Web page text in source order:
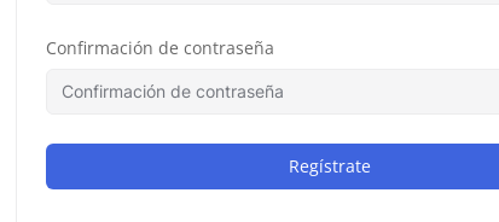
Confirmación de contraseña
Regístrate